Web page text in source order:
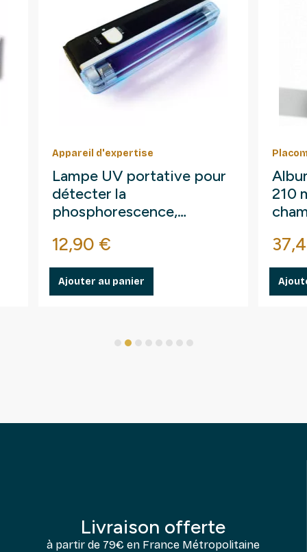
Appareil d'expertise
Lampe UV portative pour
détecter la
phosphorescence,
Prix
12,90 €
Ajouter au panier
210
Prix
Livraison offerte
à partir de 79€ en France Métropolitaine